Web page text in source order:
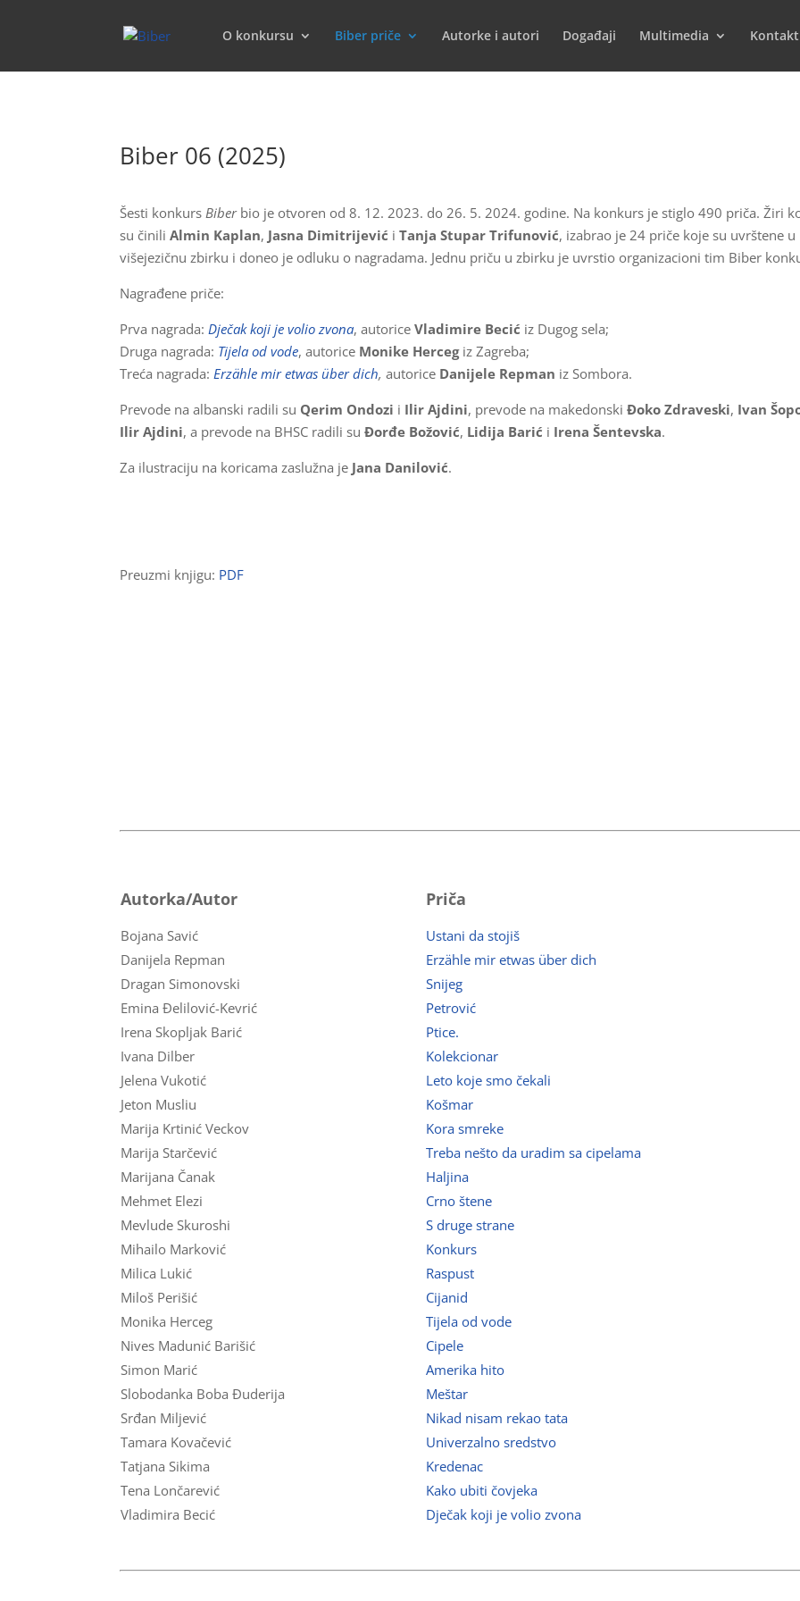
O konkursu Biber priče Autorke i autori Događaji Multimedia Kontakt
Biber 06 (2025)
Šesti konkursBiberbio je otvoren od 8. 12. 2023. do 26. 5. 2024. godine. Na konkurs je stiglo 490 priča. Žiri
su činiliAlmin Kaplan, Jasna Dimitrijević iTanja Stupar Trifunović, izabrao je 24 priče koje su uvrštene u
višejezičnu zbirku i doneo je odluku o nagradama. Jednu priču u zbirku je uvrstio organizacioni tim Biber
Nagrađene priče:
Prva nagrada:Dječak koji je volio zvona, autoriceVladimire Becić iz Dugog sela;
Druga nagrada: Tijela od vode, autorice Monike Hercegiz Zagreba;
Treća nagrada:Erzähle mir etwas über dich,autorice Danijele Repman iz Sombora.
Prevode na albanski radili su Qerim Ondozi i Ilir Ajdini, prevode na makedonskiĐoko Zdraveski, Ivan
Ilir Ajdini, a prevode na BHSC radili suĐorđe Božović, Lidija Barić i Irena Šentevska.
Za ilustraciju na koricama zaslužna je Jana Danilović.
Preuzmi knjigu: PDF
Autorka/Autor Priča
Bojana Savić
Ustani da stojiš
Danijela Repman
Erzähle mir etwas über dich
Dragan Simonovski
Snijeg
Emina Đelilović-Kevrić
Petrović
Irena Skopljak Barić
Ptice.
Ivana Dilber
Kolekcionar
Jelena Vukotić
Leto koje smo čekali
Jeton Musliu
Košmar
Marija Krtinić Veckov
Kora smreke
Marija Starčević
Treba nešto da uradim sa cipelama
Marijana Čanak
Haljina
Mehmet Elezi
Crno štene
Mevlude Skuroshi
S druge strane
Mihailo Marković
Konkurs
Milica Lukić
Raspust
Miloš Perišić
Cijanid
Monika Herceg
Tijela od vode
Nives Madunić Barišić
Cipele
Simon Marić
Amerika hito
Slobodanka Boba Đuderija
Meštar
Srđan Miljević
Nikad nisam rekao tata
Tamara Kovačević
Univerzalno sredstvo
Tatjana Sikima
Kredenac
Tena Lončarević
Kako ubiti čovjeka
Vladimira Becić
Dječak koji je volio zvona